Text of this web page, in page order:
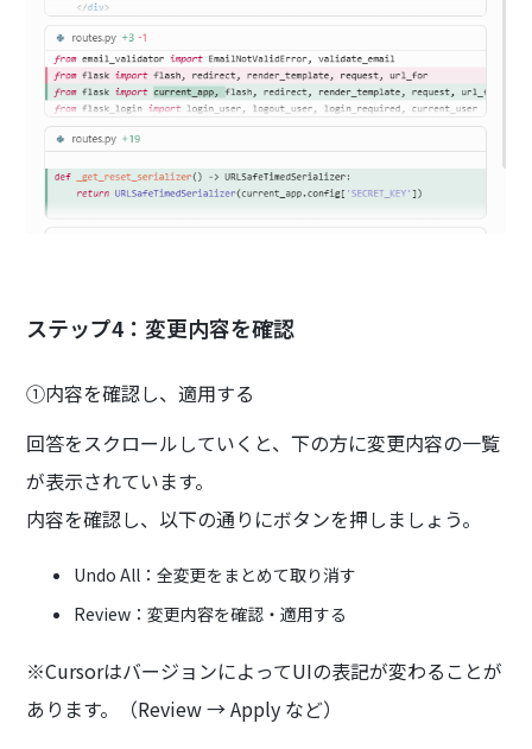
ステップ4：変更内容を確認
①内容を確認し、適用する
回答をスクロールしていくと、下の方に変更内容の一覧
が表示されています。
内容を確認し、以下の通りにボタンを押しましょう。
Undo All：全変更をまとめて取り消す
Review：変更内容を確認・適用する
※CursorはバージョンによってUIの表記が変わることが
あります。（Review → Apply など）